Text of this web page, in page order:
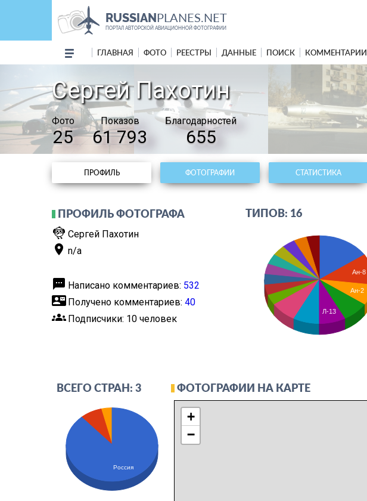
RUSSIANPLANES.NET
ПОРТАЛ АВТОРСКОЙ АВИАЦИОННОЙ ФОТОГРАФИИ
ГЛАВНАЯ ФОТО РЕЕСТРЫ ДАННЫЕ ПОИСК КОММЕНТАРИИ
Сергей Пахотин
Фото
25
Показов
61 793
Благодарностей
655
ПРОФИЛЬ ФОТОГРАФИИ СТАТИСТИКА
ПРОФИЛЬ ФОТОГРАФА
flutter_dash Сергей Пахотин
place n/a
textsms Написано комментариев: 532
contact_mail Получено комментариев: 40
groups Подписчики: 10 человек
ТИПОВ: 16
Ан-8
Ан-2
Л-13
ВСЕГО СТРАН: 3
Россия
ФОТОГРАФИИ НА КАРТЕ
+
−